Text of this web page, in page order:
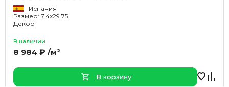
Испания
Размер: 7.4x29.75
Декор
В наличии
8 984 ₽ /м²
В корзину